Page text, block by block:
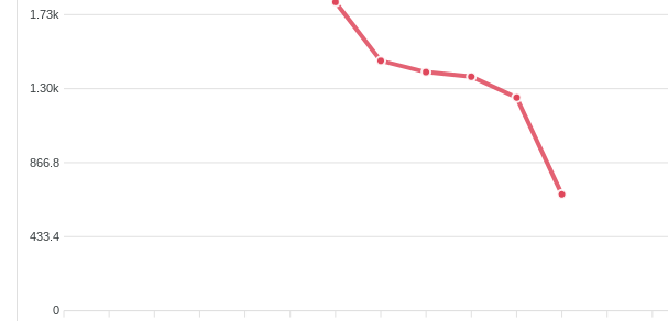
1.73k
1.30k
866.8
433.4
0